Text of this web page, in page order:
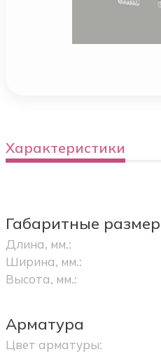
Характеристики
Габаритные
Длина, мм.:
Ширина, мм.:
Высота, мм.:
Арматура
Цвет арматуры: